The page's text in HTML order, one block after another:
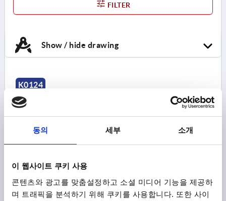
동의 세부 소개
이 웹사이트 쿠키 사용
콘텐츠와 광고를 맞춤설정하고 소셜 미디어 기능을 제공하
며 트래픽을 분석하기 위해 쿠키를 사용합니다. 또한 사이
FILTER
Show / hide drawing
K0124
CLAMPING LEVER SIZE:1 M06X18 H1=10, D=10
STAINLESS STEEL, ELECTROPOLISHED,
COMP:STAINLESS STEEL, BRIGHT